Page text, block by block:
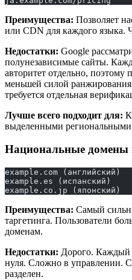
Преимущества: Позволяет
или CDN для каждого языка.
Недостатки: Google
полунезависимые сайты.
авторитет отдельно, поэтому
меньшей силой
требуется отдельная
Лучше всего подходит для:
выделенными
Национальные домены
example.com (английский)
example.es (испанский)
example.co.jp (японский)
Преимущества: Самый
таргетинга. Пользователи
доменам.
Недостатки: Дорого. Каждый
нуля. Сложно в управлении.
разделен.